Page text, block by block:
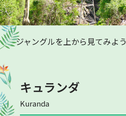
ジャングルを上から見てみよう
キュランダ
Kuranda